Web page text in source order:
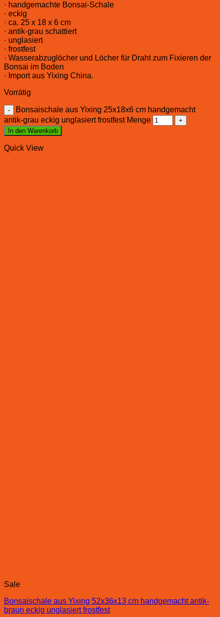
· handgemachte Bonsai-Schale
· eckig
· ca. 25 x 18 x 6 cm
· antik-grau schattiert
· unglasiert
· frostfest
· Wasserabzuglöcher und Löcher für Draht zum Fixieren der
Bonsai im Boden
· Import aus Yixing China.
Vorrätig
Bonsaischale aus Yixing 25x18x6 cm handgemacht
antik-grau eckig unglasiert frostfest Menge
In den Warenkorb
Quick View
Sale
Bonsaischale aus Yixing 52x36x13 cm handgemacht antik-
braun eckig unglasiert frostfest